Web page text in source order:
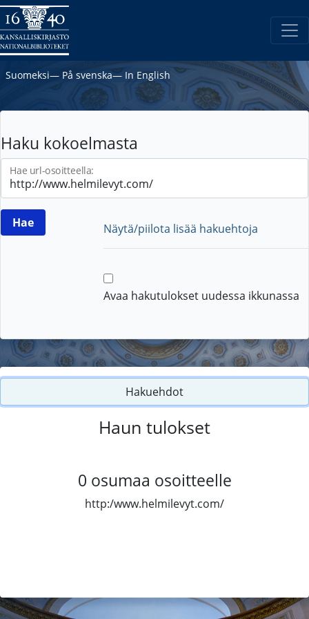
Suomeksi― På svenska― In English
Haku kokoelmasta
Hae url-osoitteella:
Näytä/piilota lisää hakuehtoja
Avaa hakutulokset uudessa ikkunassa
Hakuehdot
Haun tulokset
0 osumaa osoitteelle
http:/www.helmilevyt.com/